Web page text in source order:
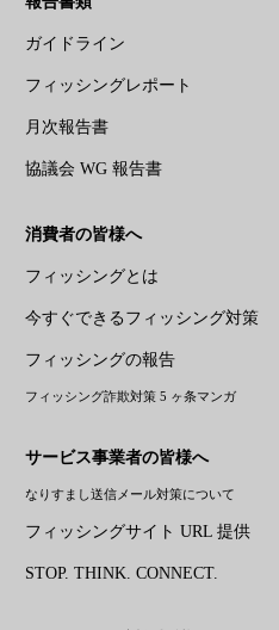
ガイドライン
フィッシングレポート
月次報告書
協議会 WG 報告書
消費者の皆様へ
フィッシングとは
今すぐできるフィッシング対策
フィッシングの報告
フィッシング詐欺対策 5 ヶ条マンガ
サービス事業者の皆様へ
なりすまし送信メール対策について
フィッシングサイト URL 提供
STOP. THINK. CONNECT.